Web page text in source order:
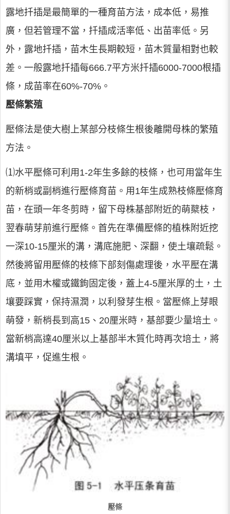
露地扦插是最簡單的一種育苗方法，成本低，易推
廣，但若管理不當，扦插成活率低、出苗率低。另
外，露地扦插，苗木生長期較短，苗木質量相對也較
差。一般露地扦插每666.7平方米扦插6000-7000根插
條，成苗率在60%-70%。
壓條繁殖
壓條法是使大樹上某部分枝條生根後離開母株的繁殖
方法。
⑴水平壓條可利用1-2年生多餘的枝條，也可用當年生
的新梢或副梢進行壓條育苗。用1年生成熟枝條壓條育
苗，在頭一年冬剪時，留下母株基部附近的萌櫱枝，
翌春萌芽前進行壓條。首先在準備壓條的植株附近挖
一深10-15厘米的溝，溝底施肥、深翻，使土壤疏鬆。
然後將留用壓條的枝條下部刻傷處理後，水平壓在溝
底，並用木權或鐵鉤固定後，蓋上4-5厘米厚的土，土
壤要踩實，保持濕潤，以利發芽生根。當壓條上芽眼
萌發，新梢長到高15、20厘米時，基部要少量培土。
當新梢高達40厘米以上基部半木質化時再次培土，將
溝填平，促進生根。
壓條